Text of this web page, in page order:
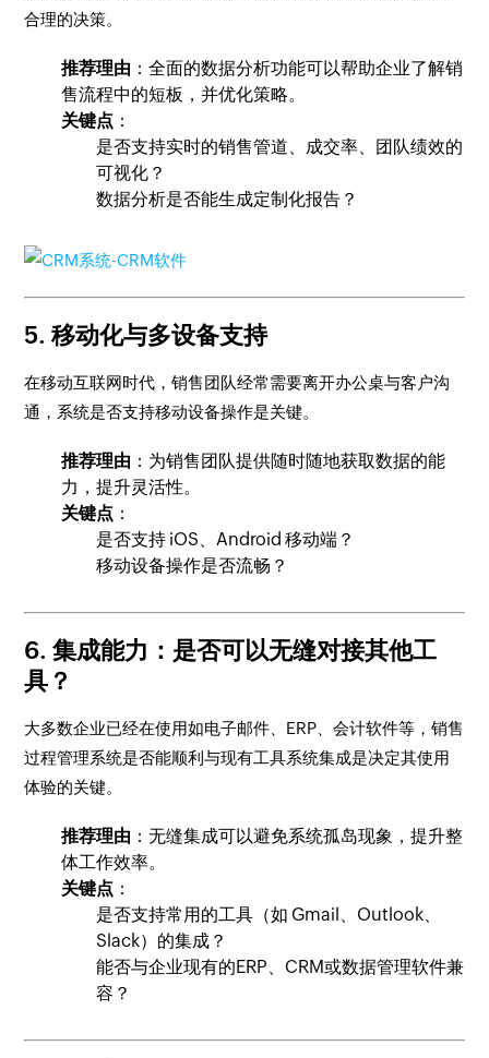
合理的决策。
推荐理由 ：全面的数据分析功能可以帮助企业了解销
售流程中的短板，并优化策略。
关键点 ：
是否支持实时的销售管道、成交率、团队绩效的
可视化？
数据分析是否能生成定制化报告？
5. 移动化与多设备支持
在移动互联网时代，销售团队经常需要离开办公桌与客户沟
通，系统是否支持移动设备操作是关键。
推荐理由 ：为销售团队提供随时随地获取数据的能
力，提升灵活性。
关键点 ：
是否支持 iOS、Android 移动端？
移动设备操作是否流畅？
6. 集成能力：是否可以无缝对接其他工
具？
大多数企业已经在使用如电子邮件、ERP、会计软件等，销售
过程管理系统是否能顺利与现有工具系统集成是决定其使用
体验的关键。
推荐理由 ：无缝集成可以避免系统孤岛现象，提升整
体工作效率。
关键点 ：
是否支持常用的工具（如 Gmail、Outlook、
Slack）的集成？
能否与企业现有的ERP、CRM或数据管理软件兼
容？